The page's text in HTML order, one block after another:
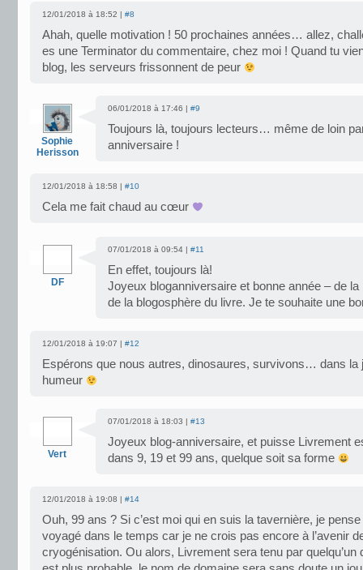
12/01/2018 à 18:52 | #8
Ahah, quelle motivation ! 50 prochaines années… allez,
es une Terminator du commentaire, chez moi ! Quand tu
blog, les serveurs frissonnent de peur
Sophie
Herisson
06/01/2018 à 17:46 | #9
Toujours là, toujours lecteurs… même de loin
anniversaire !
12/01/2018 à 18:58 | #10
Cela me fait chaud au cœur
DF
07/01/2018 à 09:54 | #11
En effet, toujours là!
Joyeux bloganniversaire et bonne année – de la
de la blogosphère du livre. Je te souhaite une
12/01/2018 à 19:07 | #12
Espérons que nous autres, dinosaures, survivons… dans la
humeur
Vert
07/01/2018 à 18:03 | #13
Joyeux blog-anniversaire, et puisse Livrement
dans 9, 19 et 99 ans, quelque soit sa forme
12/01/2018 à 19:08 | #14
Ouh, 99 ans ? Si c’est moi qui en suis la tavernière, je pense
voyagé dans le temps car je ne crois pas encore à l’avenir
cryogénisation. Ou alors, Livrement sera tenu par quelqu’un